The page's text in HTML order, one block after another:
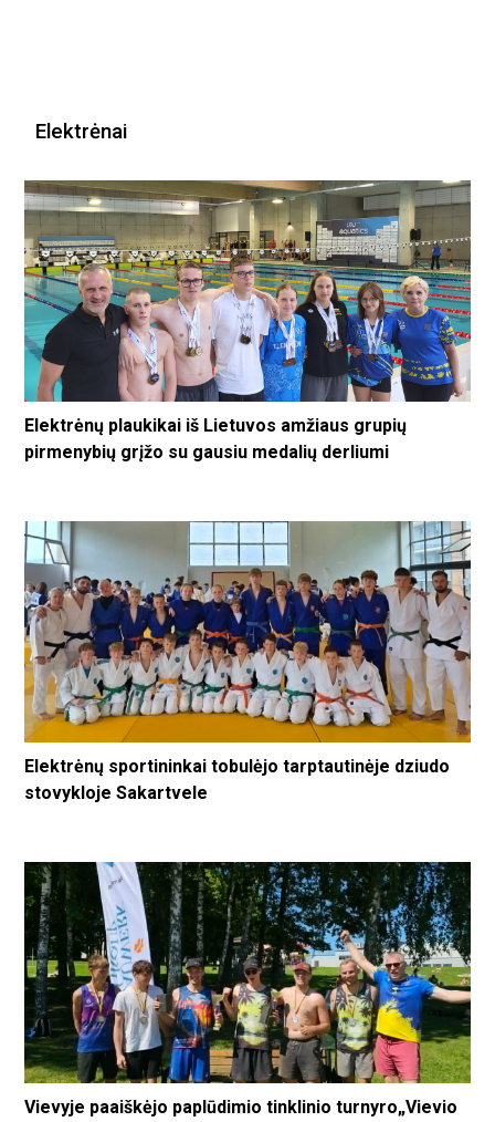
Elektrėnai
Elektrėnų plaukikai iš Lietuvos amžiaus grupių
pirmenybių grįžo su gausiu medalių derliumi
Elektrėnų sportininkai tobulėjo tarptautinėje dziudo
stovykloje Sakartvele
Vievyje paaiškėjo paplūdimio tinklinio turnyro„Vievio